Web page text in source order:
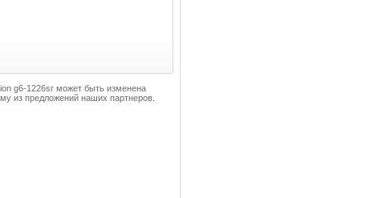
g6-1226sr может быть изменена
из предложений наших партнеров.